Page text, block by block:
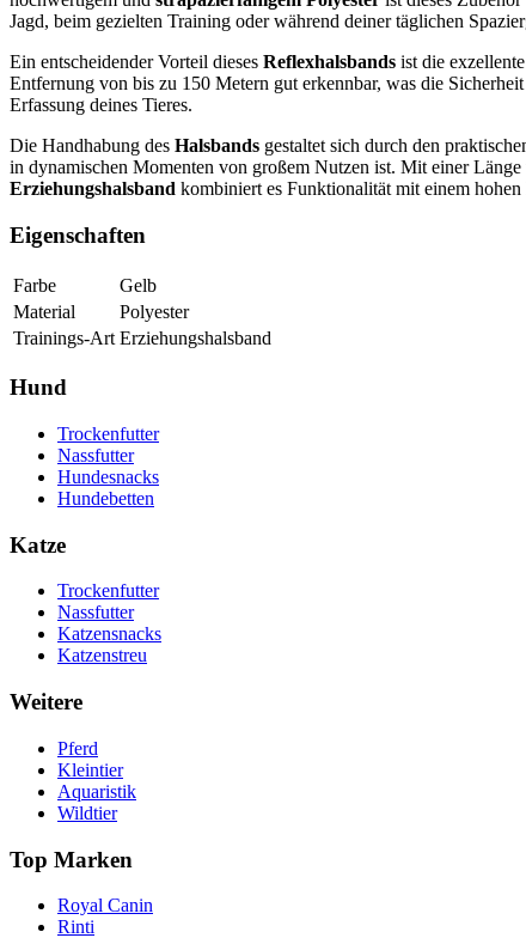
Jagd, beim gezielten Training oder während deiner täglichen
Ein entscheidender Vorteil dieses Reflexhalsbands ist die
Entfernung von bis zu 150 Metern gut erkennbar, was die
Erfassung deines Tieres.
Die Handhabung des Halsbands gestaltet sich durch den
in dynamischen Momenten von großem Nutzen ist. Mit einer
Erziehungshalsband kombiniert es Funktionalität mit einem
Eigenschaften
Farbe
Gelb
Material
Polyester
Trainings-Art Erziehungshalsband
Hund
Trockenfutter
Nassfutter
Hundesnacks
Hundebetten
Katze
Trockenfutter
Nassfutter
Katzensnacks
Katzenstreu
Weitere
Pferd
Kleintier
Aquaristik
Wildtier
Top Marken
Royal Canin
Rinti